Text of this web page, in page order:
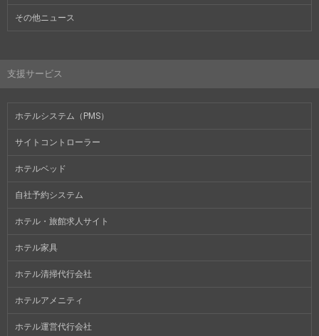
その他ニュース
支援サービス
ホテルシステム（PMS）
サイトコントローラー
ホテルベッド
自社予約システム
ホテル・旅館求人サイト
ホテル家具
ホテル清掃代行会社
ホテルアメニティ
ホテル運営代行会社